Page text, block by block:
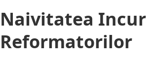
Naivitatea
Reformatorilor